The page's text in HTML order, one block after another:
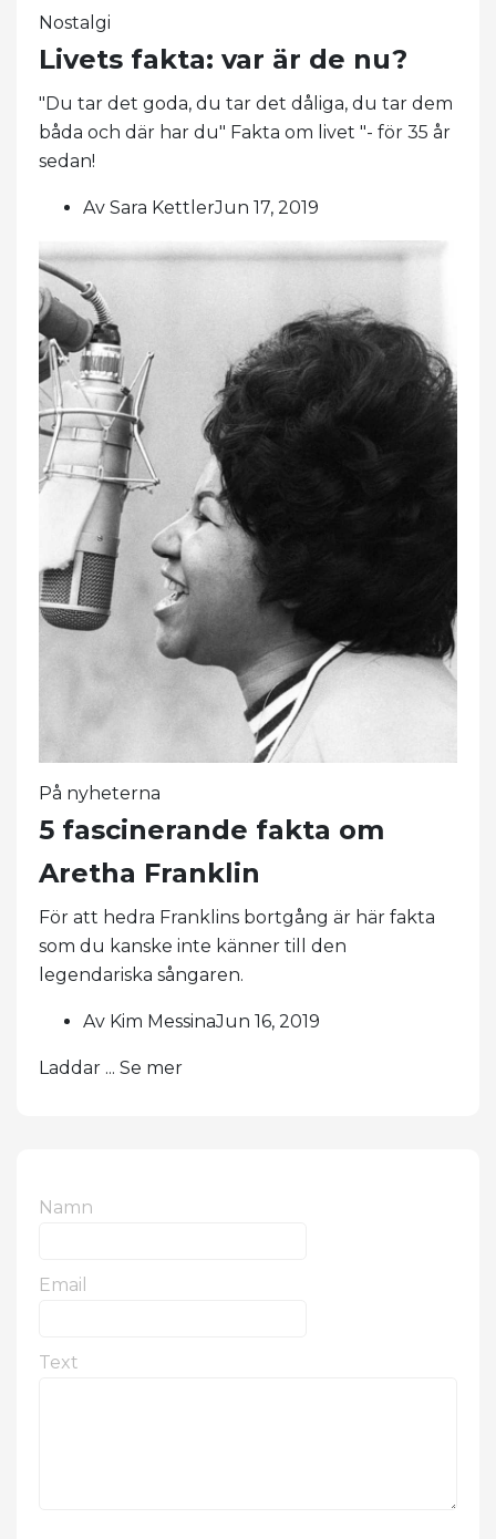
Nostalgi
Livets fakta: var är de nu?
"Du tar det goda, du tar det dåliga, du tar dem
båda och där har du" Fakta om livet "- för 35 år
sedan!
Av Sara KettlerJun 17, 2019
På nyheterna
5 fascinerande fakta om
Aretha Franklin
För att hedra Franklins bortgång är här fakta
som du kanske inte känner till den
legendariska sångaren.
Av Kim MessinaJun 16, 2019
Laddar ... Se mer
Namn
Email
Text